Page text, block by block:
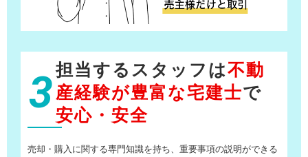
3担当するスタッフは不動
産経験が豊富な宅建士で
安心・安全
売却・購入に関する専門知識を持ち、重要事項の説明ができる